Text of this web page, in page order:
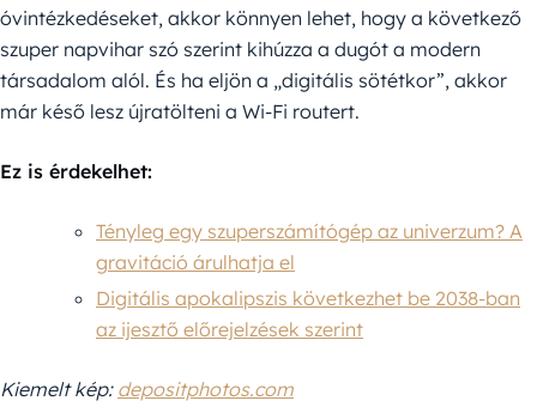
óvintézkedéseket, akkor könnyen lehet, hogy a következő
szuper napvihar szó szerint kihúzza a dugót a modern
társadalom alól. És ha eljön a „digitális sötétkor”, akkor
már késő lesz újratölteni a Wi-Fi routert.
Ez is érdekelhet:
Tényleg egy szuperszámítógép az univerzum? A
gravitáció árulhatja el
Digitális apokalipszis következhet be 2038-ban
az ijesztő előrejelzések szerint
Kiemelt kép: depositphotos.com